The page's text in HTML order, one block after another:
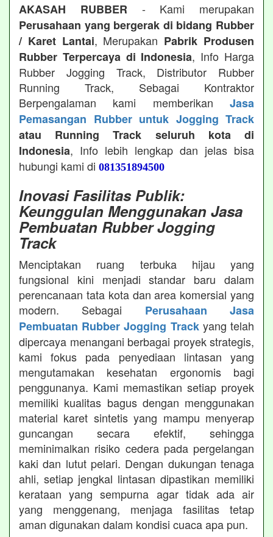
AKASAH RUBBER - Kami merupakan
Perusahaan yang bergerak di bidang Rubber
/ Karet Lantai, Merupakan Pabrik Produsen
Rubber Terpercaya di Indonesia, Info Harga
Rubber Jogging Track, Distributor Rubber
Running Track, Sebagai Kontraktor
Berpengalaman kami memberikan Jasa
Pemasangan Rubber untuk Jogging Track
atau Running Track seluruh kota di
Indonesia, Info lebih lengkap dan jelas bisa
hubungi kami di 081351894500
Inovasi Fasilitas Publik:
Keunggulan Menggunakan Jasa
Pembuatan Rubber Jogging
Track
Menciptakan ruang terbuka hijau yang
fungsional kini menjadi standar baru dalam
perencanaan tata kota dan area komersial yang
modern. Sebagai Perusahaan Jasa
Pembuatan Rubber Jogging Trackyang telah
dipercaya menangani berbagai proyek strategis,
kami fokus pada penyediaan lintasan yang
mengutamakan kesehatan ergonomis bagi
penggunanya. Kami memastikan setiap proyek
memiliki kualitas bagus dengan menggunakan
material karet sintetis yang mampu menyerap
guncangan secara efektif, sehingga
meminimalkan risiko cedera pada pergelangan
kaki dan lutut pelari. Dengan dukungan tenaga
ahli, setiap jengkal lintasan dipastikan memiliki
kerataan yang sempurna agar tidak ada air
yang menggenang, menjaga fasilitas tetap
aman digunakan dalam kondisi cuaca apa pun.